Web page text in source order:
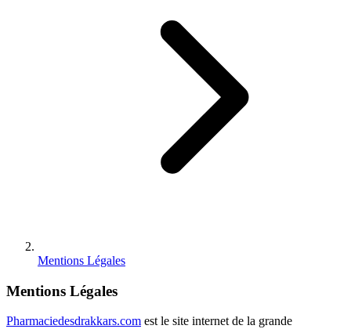
Mentions Légales
Mentions Légales
Pharmaciedesdrakkars.com est le site internet de la grande